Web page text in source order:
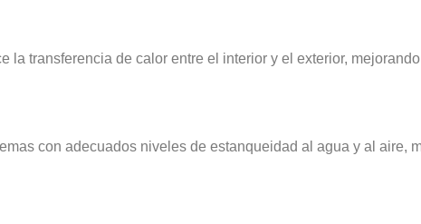
la transferencia de calor entre el interior y el exterior,
con adecuados niveles de estanqueidad al agua y al aire,